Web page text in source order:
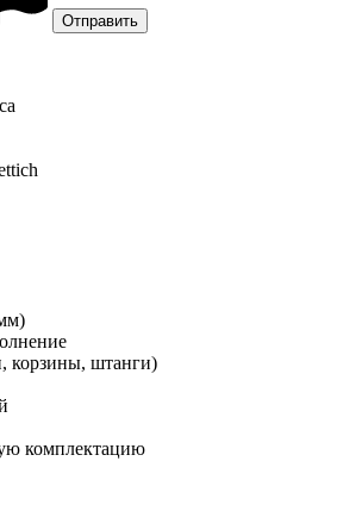
корзины, штанги)
комплектацию